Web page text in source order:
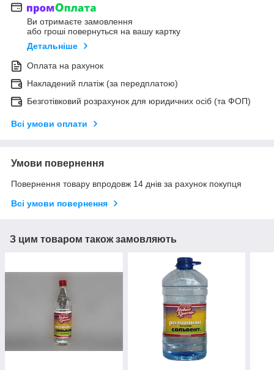
Ви отримаєте замовлення
або гроші повернуться на вашу картку
Детальніше
Оплата на рахунок
Накладений платіж (за передплатою)
Безготівковий розрахунок для юридичних осіб (та ФОП)
Всі умови оплати
Умови повернення
Повернення товару впродовж 14 днів за рахунок покупця
Всі умови повернення
З цим товаром також замовляють